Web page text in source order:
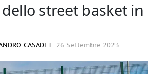
street basket in
CASADEI 26 Settembre 2023